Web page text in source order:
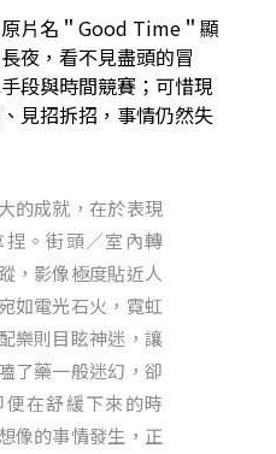
片名＂Good Time＂顯
夜，看不見盡頭的冒
段與時間競賽；可惜現
見招拆招，事情仍然失
的成就，在於表現
。街頭／室內轉
，影像極度貼近人
如電光石火，霓虹
樂則目眩神迷，讓
了藥一般迷幻，卻
在舒緩下來的時
像的事情發生，正